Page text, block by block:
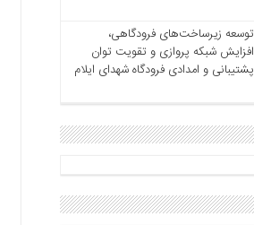
توسعه زیرساخت‌های فرودگاهی،
افزایش شبکه پروازی و تقویت توان
پشتیبانی و امدادی فرودگاه شهدای ایلام